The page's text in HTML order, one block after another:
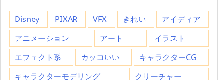
Disney PIXAR VFX きれい
アイディア
アニメーション
アート
イラスト
エフェクト系
カッコいい
キャラクターCG
キャラクターモデリング
クリーチャー